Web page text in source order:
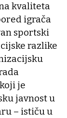
kvaliteta
igrača
sportski
razlike
je
javnost u
– ističu u